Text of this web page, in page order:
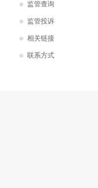
监管查询
监管投诉
相关链接
联系方式